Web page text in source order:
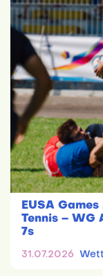
EUSA
Tennis – WG
7s
31.07.2026